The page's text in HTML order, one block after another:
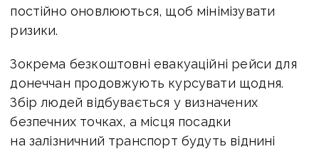
постійно оновлюються, щоб мінімізувати
ризики.
Зокрема безкоштовні евакуаційні рейси для
донеччан продовжують курсувати щодня.
Збір людей відбувається у визначених
безпечних точках, а місця посадки
на залізничний транспорт будуть віднині